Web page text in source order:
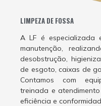
LIMPEZA DE FOSSA
A LF é especializada
manutenção,
desobstrução,
de esgoto, caixas de
Contamos com
treinada e
eficiência e